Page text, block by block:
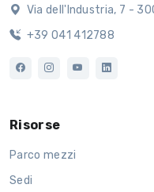
Via dell'Industria, 7 -
+39 041 412788
Risorse
Parco mezzi
Sedi